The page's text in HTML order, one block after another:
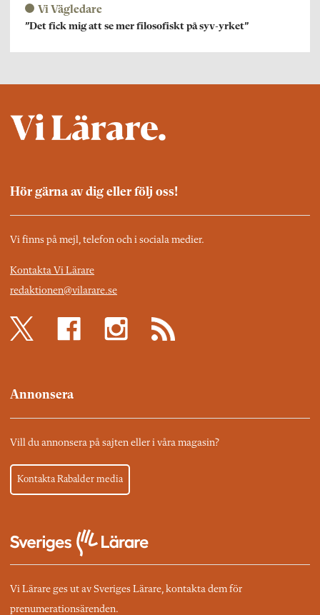
Vi Vägledare
”Det fick mig att se mer filosofiskt på syv-yrket”
Hör gärna av dig eller följ oss!
Vi finns på mejl, telefon och i sociala medier.
Kontakta Vi Lärare
redaktionen@vilarare.se
Annonsera
Vill du annonsera på sajten eller i våra magasin?
Kontakta Rabalder media
Vi Lärare ges ut av Sveriges Lärare, kontakta dem för
prenumerationsärenden.